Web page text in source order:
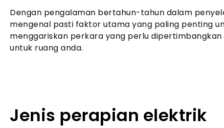
Dengan pengalaman bertahun-tahun dalam
mengenal pasti faktor utama yang paling penting
menggariskan perkara yang perlu
untuk ruang anda.
Jenis perapian elektrik